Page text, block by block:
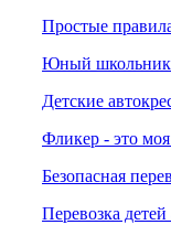
Простые
Юный школьник
Детские
Фликер - это моя
Безопасная
Перевозка детей